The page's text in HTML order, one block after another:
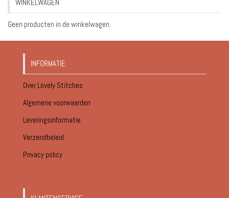
€18.95
WINKELWAGEN
Geen producten in de winkelwagen.
INFORMATIE
Over Lovely Stitches
Algemene voorwaarden
Leveringsinformatie
Verzendbeleid
Privacy policy